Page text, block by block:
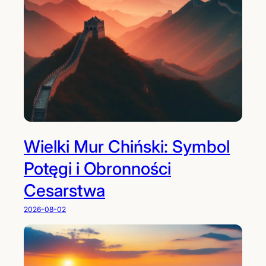
ś
n
i
c
j
a
i
s
l
e
a
o
m
n
i
e
Wielki Mur Chiński: Symbol
Potęgi i Obronności
Cesarstwa
2026-08-02